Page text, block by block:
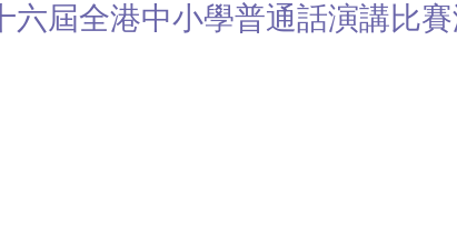
六屆全港中小學普通話演講比